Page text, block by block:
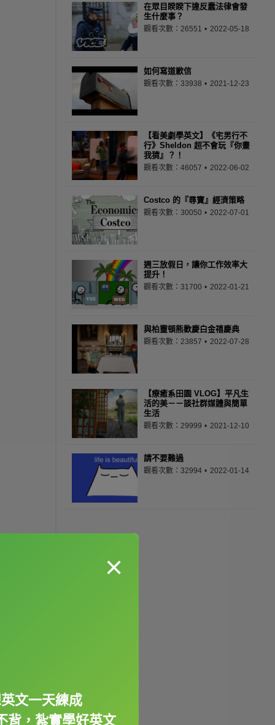
在眾目睽睽下違反蠢法律會發
生什麼事？
觀看次數：26551 2022-05-18
如何寫道歉信
觀看次數：33938 2021-12-23
【看美劇學英文】《宅男行不
行》Sheldon 超不會玩『你畫
我猜』？！
觀看次數：46057 2022-06-02
Costco 的『尋寶』經濟策略
觀看次數：30050 2022-07-01
週三放假日，讓你工作效率大
提升！
觀看次數：31700 2022-01-21
與柏靈頓熊歡慶白金禧慶典
觀看次數：23857 2022-07-28
【療癒系田園 VLOG】平凡生
活的美－－談社群媒體與簡單
生活
觀看次數：29999 2021-12-10
請不要難過
觀看次數：32994 2022-01-14
×
文一天練成
背，紮實學好英文